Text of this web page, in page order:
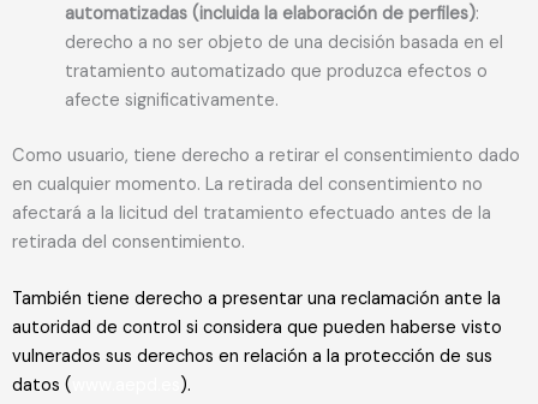
automatizadas (incluida la elaboración de perfiles):
derecho a no ser objeto de una decisión basada en el
tratamiento automatizado que produzca efectos o
afecte significativamente.
Como usuario, tiene derecho a retirar el consentimiento dado
en cualquier momento. La retirada del consentimiento no
afectará a la licitud del tratamiento efectuado antes de la
retirada del consentimiento.
También tiene derecho a presentar una reclamación ante la
autoridad de control si considera que pueden haberse visto
vulnerados sus derechos en relación a la protección de sus
datos (
).